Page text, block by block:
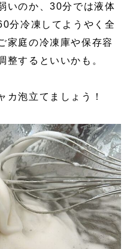
いのか、30分では液体
分冷凍してようやく全
家庭の冷凍庫や保存容
整するといいかも。
カ泡立てましょう！